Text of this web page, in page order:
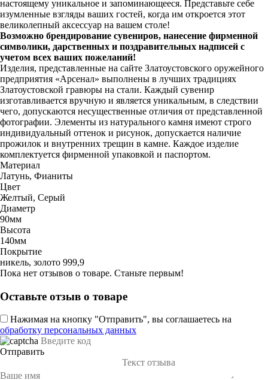
настоящему уникальное и запоминающееся. Представьте себе
изумленные взгляды ваших гостей, когда им откроется этот
великолепный аксессуар на вашем столе!
Возможно брендирование сувениров, нанесение фирменной
символики, дарственных и поздравительных надписей с
учетом всех ваших пожеланий!
Изделия, представленные на сайте Златоустовского оружейного
предприятия «Арсенал» выполнены в лучших традициях
Златоустовской гравюры на стали. Каждый сувенир
изготавливается вручную и является уникальным, в следствии
чего, допускаются несущественные отличия от представленной
фотографии. Элементы из натурального камня имеют строго
индивидуальный оттенок и рисунок, допускается наличие
прожилок и внутренних трещин в камне. Каждое изделие
комплектуется фирменной упаковкой и паспортом.
Материал
Латунь, Фианиты
Цвет
Желтый, Серый
Диаметр
90мм
Высота
140мм
Покрытие
никель, золото 999,9
Пока нет отзывов о товаре. Станьте первым!
Оставьте отзыв о товаре
Нажимая на кнопку "Отправить", вы соглашаетесь на
обработку персональных данных
Отправить